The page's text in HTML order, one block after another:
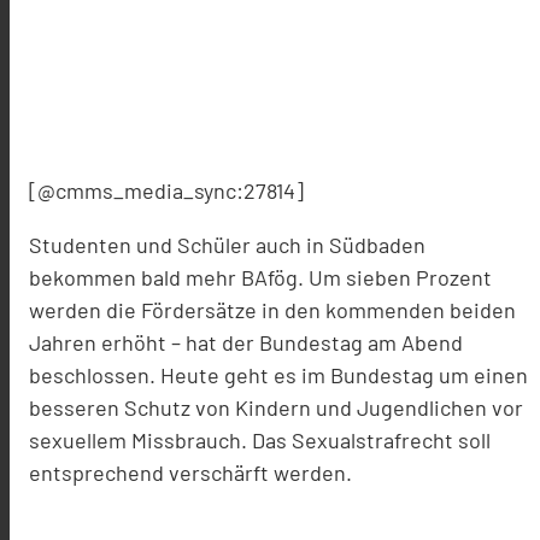
[@cmms_media_sync:27814]
Studenten und Schüler auch in Südbaden
bekommen bald mehr BAfög. Um sieben Prozent
werden die Fördersätze in den kommenden beiden
Jahren erhöht – hat der Bundestag am Abend
beschlossen. Heute geht es im Bundestag um einen
besseren Schutz von Kindern und Jugendlichen vor
sexuellem Missbrauch. Das Sexualstrafrecht soll
entsprechend verschärft werden.